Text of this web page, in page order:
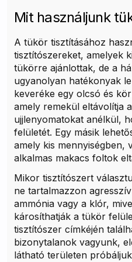
Mit használjunk
A tükör tisztításához
tisztítószereket, amelyek
tükörre ajánlottak, de a
ugyanolyan hatékonyak
keveréke egy olcsó és
amely remekül eltávolítja
ujjlenyomatokat anélkül,
felületét. Egy másik
amely kis mennyiségben,
alkalmas makacs foltok
Mikor tisztítószert
ne tartalmazzon
ammónia vagy a klór,
károsíthatják a tükör
tisztítószer címkéjén
bizonytalanok vagyunk,
látható területen